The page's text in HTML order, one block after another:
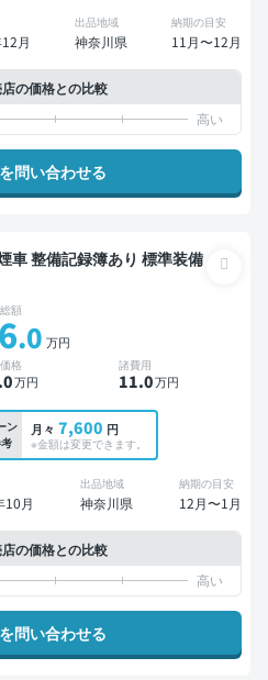
月
出品地域
神奈川県
納期の目安
11月〜12月
の価格との比較
問い合わせる
額
.0 万円
格
.0万円
諸費用
11.0万円
ン
月々 7,600 円
※金額は変更できます。
10月
出品地域
神奈川県
納期の目安
12月〜1月
の価格との比較
問い合わせる